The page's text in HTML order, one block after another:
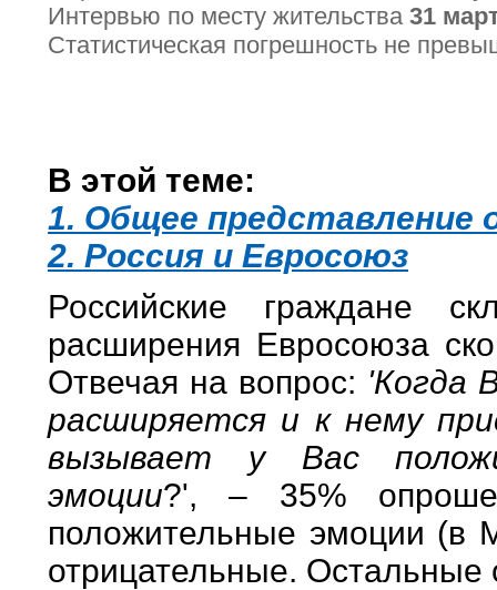
Интервью по месту жительства 31
Статистическая погрешность не
В этой теме:
1. Общее представление
2. Россия и Евросоюз
Российские граждане
расширения Евросоюза
Отвечая на вопрос: 'Когда
расширяется и к нему
вызывает у Вас
эмоции?', – 35%
положительные эмоции (в
отрицательные. Остальные